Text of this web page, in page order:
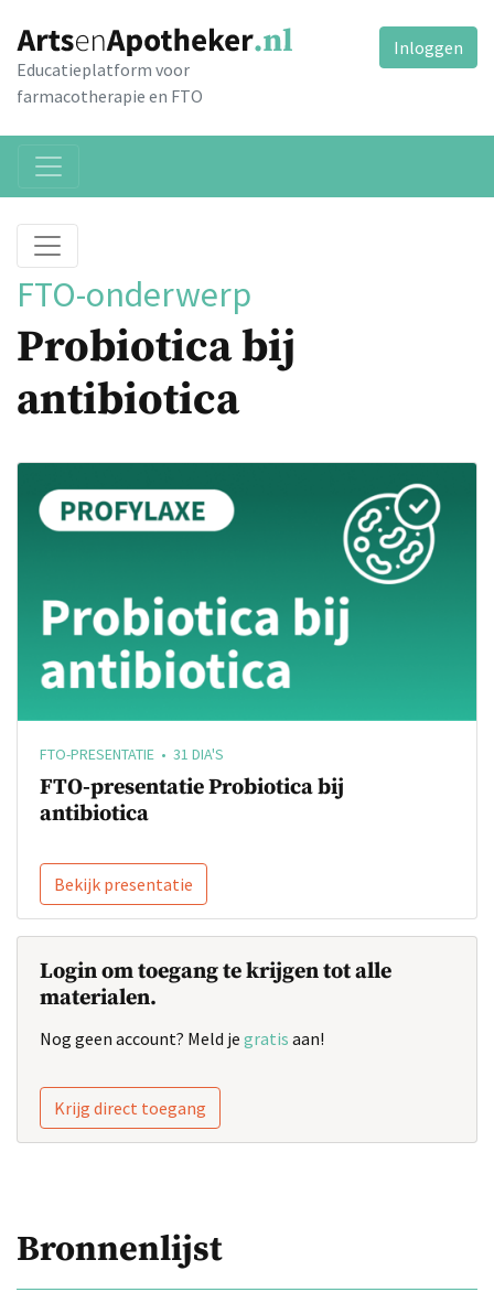
Educatieplatform voor
farmacotherapie en FTO
Inloggen
FTO-onderwerp
Probiotica bij
antibiotica
FTO-PRESENTATIE • 31 DIA'S
FTO-presentatie Probiotica bij
antibiotica
Bekijk presentatie
Login om toegang te krijgen tot alle
materialen.
Nog geen account? Meld je gratis aan!
Krijg direct toegang
Bronnenlijst